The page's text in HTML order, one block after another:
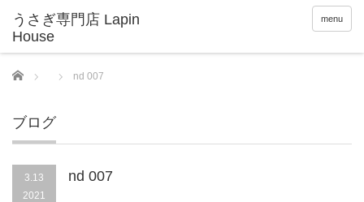
menu
Home nd 007
ブログ
3.13
2021
nd 007